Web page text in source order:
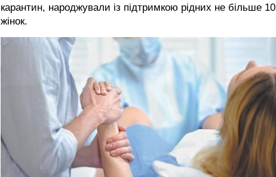
карантин, народжували із підтримкою рідних не більше 10
жінок.